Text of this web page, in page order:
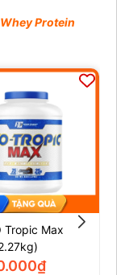
Whey Protein
Tropic Max